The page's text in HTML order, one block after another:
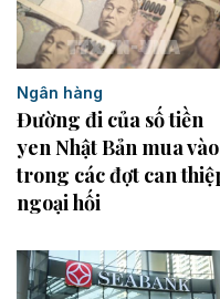
Ngân hàng
Đường đi của số tiền
yen Nhật Bản mua vào
trong các đợt can
ngoại hối